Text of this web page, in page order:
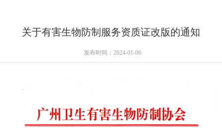
关于有害生物防制服务资质证改版的通知
发布时间：2024-01-06